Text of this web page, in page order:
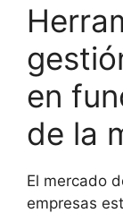
en
de la
El mercado
empresas